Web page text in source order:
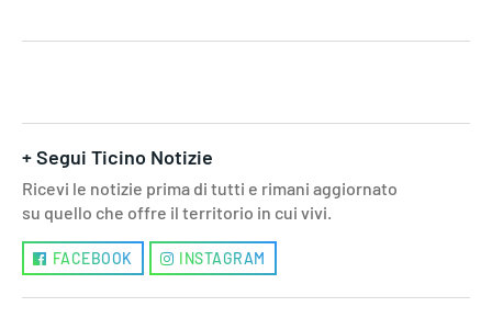
+ Segui Ticino Notizie
Ricevi le notizie prima di tutti e rimani aggiornato
su quello che offre il territorio in cui vivi.
FACEBOOK INSTAGRAM